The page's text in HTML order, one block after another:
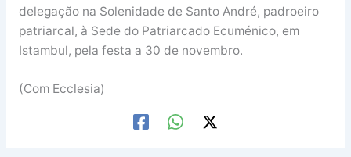
delegação na Solenidade de Santo André, padroeiro
patriarcal, à Sede do Patriarcado Ecuménico, em
Istambul, pela festa a 30 de novembro.
(Com Ecclesia)